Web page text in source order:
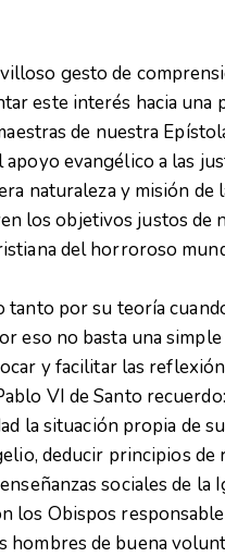
gesto de
este interés hacia una
de nuestra
evangélico a las
naturaleza y misión de
los objetivos justos de
del horroroso
tanto por su teoría
eso no basta una
y facilitar las
VI de Santo
la situación propia de
deducir principios
sociales de la
los Obispos
hombres de buena